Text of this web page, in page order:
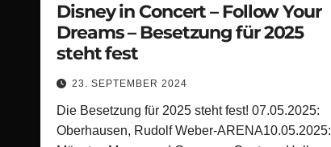
Disney in Concert – Follow Your
Dreams – Besetzung für 2025
steht fest
23. SEPTEMBER 2024
Die Besetzung für 2025 steht fest! 07.05.2025:
Oberhausen, Rudolf Weber-ARENA10.05.2025: